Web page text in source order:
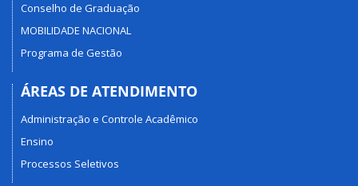
Conselho de Graduação
MOBILIDADE NACIONAL
Programa de Gestão
ÁREAS DE ATENDIMENTO
Administração e Controle Acadêmico
Ensino
Processos Seletivos